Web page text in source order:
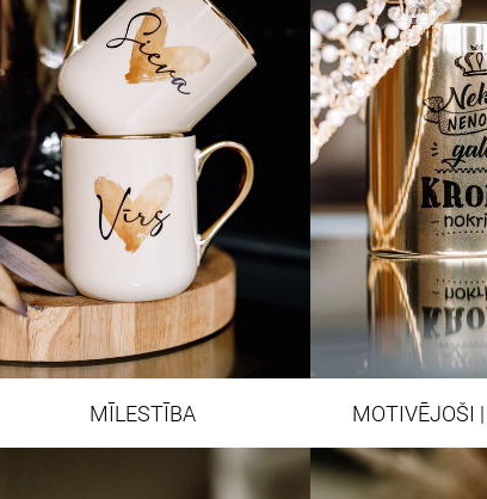
MĪLESTĪBA MOTIVĒJOŠI